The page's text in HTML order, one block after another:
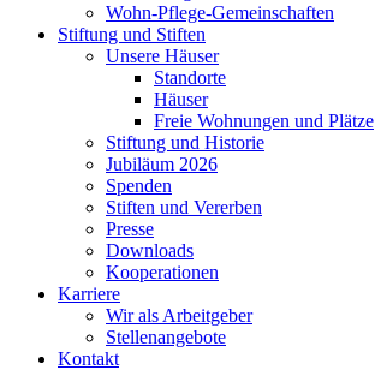
Wohn-Pflege-Gemeinschaften
Stiftung und Stiften
Unsere Häuser
Standorte
Häuser
Freie Wohnungen und Plätze
Stiftung und Historie
Jubiläum 2026
Spenden
Stiften und Vererben
Presse
Downloads
Kooperationen
Karriere
Wir als Arbeitgeber
Stellenangebote
Kontakt